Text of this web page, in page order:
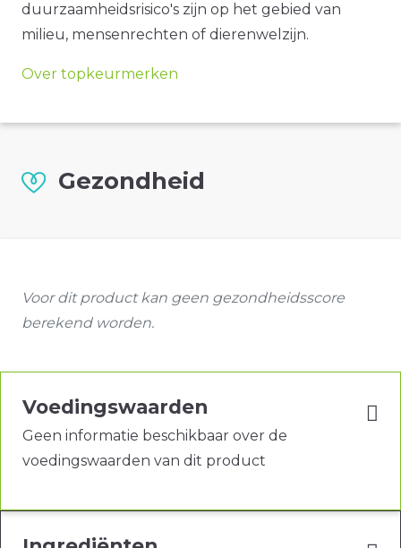
duurzaamheidsrisico's zijn op het gebied van
milieu, mensenrechten of dierenwelzijn.
Over topkeurmerken
Gezondheid
Voor dit product kan geen gezondheidsscore
berekend worden.
Voedingswaarden
Geen informatie beschikbaar over de
voedingswaarden van dit product